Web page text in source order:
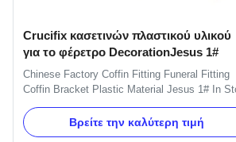
Crucifix κασετινών πλαστικού υλικού
για το φέρετρο DecorationJesus 1#
Chinese Factory Coffin Fitting Funeral Fitting
Coffin Bracket Plastic Material Jesus 1# In
Plastic Cross Size 38.5×18.5 cm Product
Description: The size of the cross is
Βρείτε την καλύτερη τιμή